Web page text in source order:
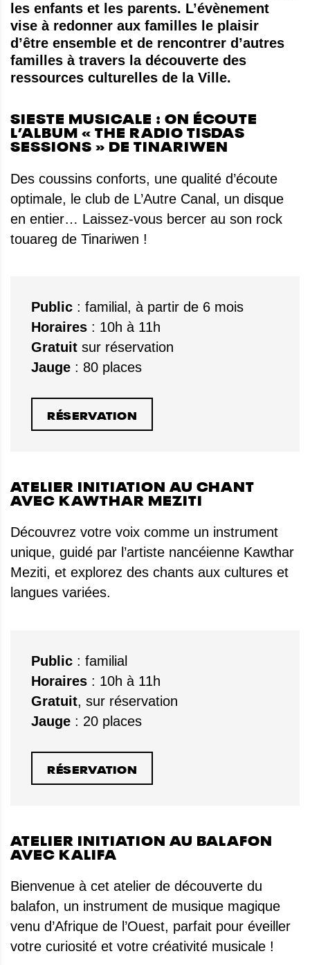
les enfants et les parents. L’évènement
vise à redonner aux familles le plaisir
d’être ensemble et de rencontrer d’autres
familles à travers la découverte des
ressources culturelles de la Ville.
SIESTE MUSICALE : ON ÉCOUTE
L’ALBUM « THE RADIO TISDAS
SESSIONS » DE TINARIWEN
Des coussins conforts, une qualité d’écoute
optimale, le club de L’Autre Canal, un disque
en entier… Laissez-vous bercer au son rock
touareg de Tinariwen !
Public : familial, à partir de 6 mois
Horaires : 10h à 11h
Gratuit sur réservation
Jauge : 80 places
RÉSERVATION
ATELIER INITIATION AU CHANT
AVEC KAWTHAR MEZITI
Découvrez votre voix comme un instrument
unique, guidé par l’artiste nancéienne Kawthar
Meziti, et explorez des chants aux cultures et
langues variées.
Public : familial
Horaires : 10h à 11h
Gratuit, sur réservation
Jauge : 20 places
RÉSERVATION
ATELIER INITIATION AU BALAFON
AVEC KALIFA
Bienvenue à cet atelier de découverte du
balafon, un instrument de musique magique
venu d’Afrique de l’Ouest, parfait pour éveiller
votre curiosité et votre créativité musicale !